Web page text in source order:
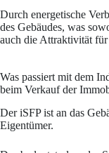
Durch energetische
des Gebäudes, was
auch die Attraktivität
Was passiert mit dem
beim Verkauf der
Der iSFP ist an das
Eigentümer.